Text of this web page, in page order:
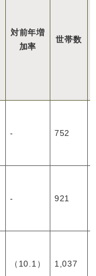
対前年増
加率
世帯数
- 752
- 921
（10.1） 1,037